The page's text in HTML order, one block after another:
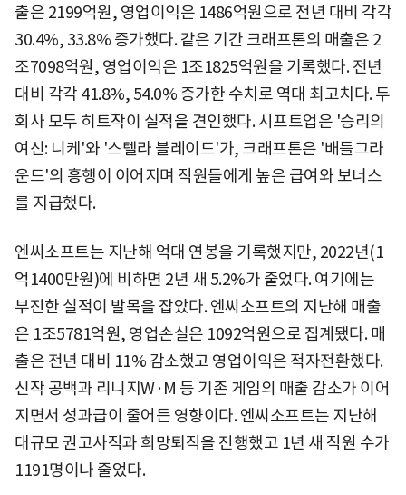
출은 2199억원, 영업이익은 1486억원으로 전년 대비 각각
30.4%, 33.8% 증가했다. 같은 기간 크래프톤의 매출은 2
조7098억원, 영업이익은 1조1825억원을 기록했다. 전년
대비 각각 41.8%, 54.0% 증가한 수치로 역대 최고치다. 두
회사 모두 히트작이 실적을 견인했다. 시프트업은 '승리의
여신: 니케'와 '스텔라 블레이드'가, 크래프톤은 '배틀그라
운드'의 흥행이 이어지며 직원들에게 높은 급여와 보너스
를 지급했다.
엔씨소프트는 지난해 억대 연봉을 기록했지만, 2022년(1
억1400만원)에 비하면 2년 새 5.2%가 줄었다. 여기에는
부진한 실적이 발목을 잡았다. 엔씨소프트의 지난해 매출
은 1조5781억원, 영업손실은 1092억원으로 집계됐다. 매
출은 전년 대비 11% 감소했고 영업이익은 적자전환했다.
신작 공백과 리니지W·M 등 기존 게임의 매출 감소가 이어
지면서 성과급이 줄어든 영향이다. 엔씨소프트는 지난해
대규모 권고사직과 희망퇴직을 진행했고 1년 새 직원 수가
1191명이나 줄었다.